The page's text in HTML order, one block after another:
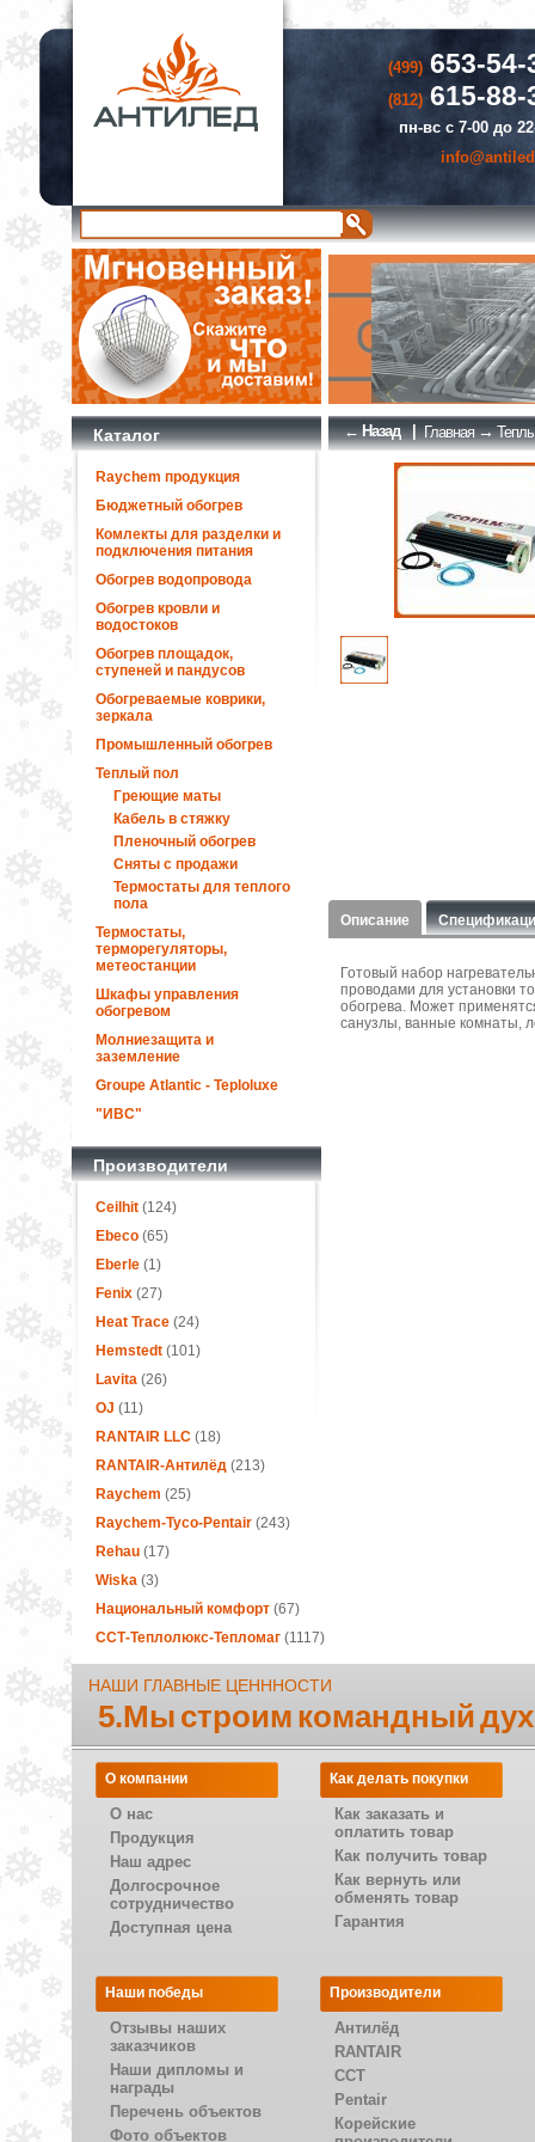
(499)653-54-
(812)615-88-
пн-вс с 7-00 до
Каталог
Raychem продукция
Бюджетный обогрев
Комлекты для разделки и
подключения питания
Обогрев водопровода
Обогрев кровли и
водостоков
Обогрев площадок,
ступеней и пандусов
Обогреваемые коврики,
зеркала
Промышленный обогрев
Теплый пол
Греющие маты
Кабель в стяжку
Пленочный обогрев
Сняты с продажи
Термостаты для теплого
пола
Термостаты,
терморегуляторы,
метеостанции
Шкафы управления
обогревом
Молниезащита и
заземление
Groupe Atlantic - Teploluxe
"ИВС"
Производители
Ceilhit(124)
Ebeco(65)
Eberle(1)
Fenix(27)
Heat Trace(24)
Hemstedt(101)
Lavita(26)
OJ (11)
RANTAIR LLC(18)
RANTAIR-Антилёд(213)
Raychem (25)
Raychem-Tyco-Pentair (243)
Rehau(17)
Wiska(3)
Национальный комфорт(67)
ССТ-Теплолюкс-Тепломаг(1117)
← Назад | Главная→
Описание
Готовый набор
проводами для установки
обогрева. Может
санузлы, ванные комнаты,
НАШИ ГЛАВНЫЕ ЦЕНННОСТИ
5.Мы строим командный
О компании
О нас
Продукция
Наш адрес
Долгосрочное
сотрудничество
Доступная цена
Как делать покупки
Как заказать и
оплатить товар
Как получить товар
Как вернуть или
обменять товар
Гарантия
Наши победы
Отзывы наших
заказчиков
Наши дипломы и
награды
Перечень объектов
Фото объектов
Производители
Антилёд
RANTAIR
CCT
Pentair
Корейские